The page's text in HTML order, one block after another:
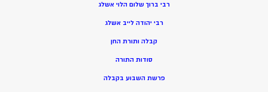
רבי ברוך שלום הלוי אשלג
רבי יהודה לייב אשלג
קבלה ותורת החן
סודות התורה
פרשת השבוע בקבלה